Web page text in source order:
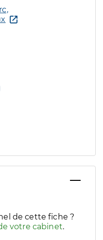
handicaps/besoins
de cette fiche ?
votre cabinet.